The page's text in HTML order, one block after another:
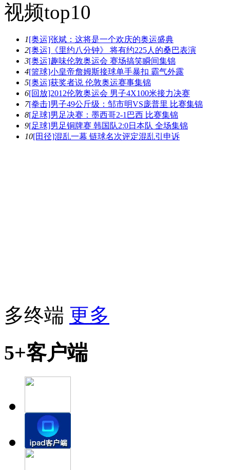
视频top10
1[奥运]张斌：这将是一个欢庆的奥运盛典
2[奥运]《里约八分钟》 将有约225人的桑巴表演
3[奥运]趣味伦敦奥运会 赛场搞笑瞬间集锦
4[篮球]小皇帝詹姆斯接球单手暴扣 霸气外露
5[奥运]获奖者说 伦敦奥运赛事集锦
6[回放]2012伦敦奥运会 男子4X100米接力决赛
7[拳击]男子49公斤级：邹市明VS庞普里 比赛集锦
8[足球]男足决赛：墨西哥2-1巴西 比赛集锦
9[足球]男足铜牌赛 韩国队2:0日本队 全场集锦
10[田径]混乱一幕 链球名次评定混乱引申诉
多终端 更多
5+客户端